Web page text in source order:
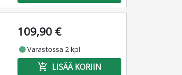
109,90 €
fiber_manual_recordVarastossa 2 kpl
add_shopping_cart LISÄÄ KORIIN